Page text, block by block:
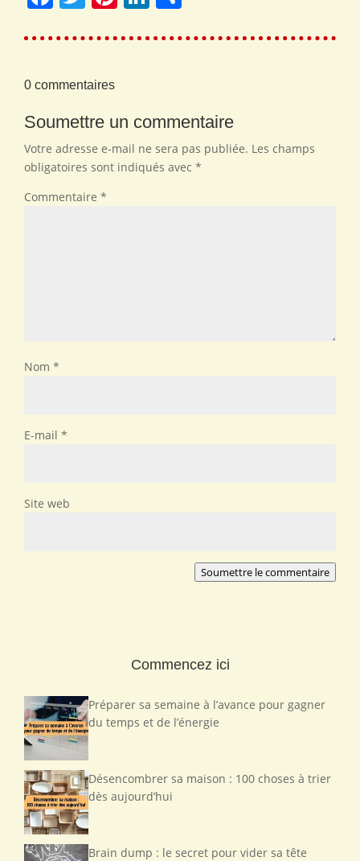
0 commentaires
Soumettre un commentaire
Votre adresse e-mail ne sera pas publiée. Les champs
obligatoires sont indiqués avec *
Commentaire *
Nom *
E-mail *
Site web
Soumettre le commentaire
Commencez ici
Préparer sa semaine à l’avance pour gagner
du temps et de l’énergie
Désencombrer sa maison : 100 choses à trier
dès aujourd’hui
Brain dump : le secret pour vider sa tête